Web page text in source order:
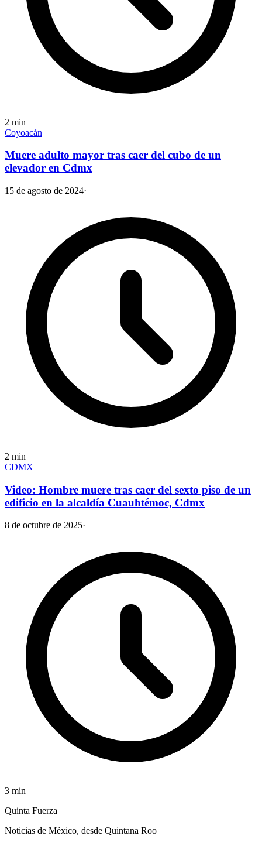
2 min
Coyoacán
Muere adulto mayor tras caer del cubo de un
elevador en Cdmx
15 de agosto de 2024·
2 min
CDMX
Video: Hombre muere tras caer del sexto piso de un
edificio en la alcaldía Cuauhtémoc, Cdmx
8 de octubre de 2025·
3 min
Quinta Fuerza
Noticias de México, desde Quintana Roo